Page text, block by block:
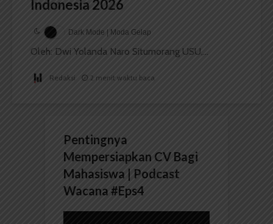
Indonesia 2026
Dark Mode | Moda Gelap
Oleh: Dwi Yolanda Naro Situmorang USU,...
Redaksi 2 menit waktu baca
Pentingnya
Mempersiapkan CV Bagi
Mahasiswa | Podcast
Wacana #Eps4